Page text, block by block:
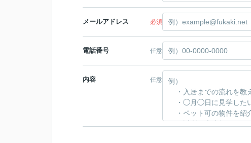
メールアドレス 必須
電話番号 任意
内容 任意